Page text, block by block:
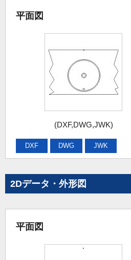
平面図
(DXF,DWG,JWK)
DXF DWG JWK
2Dデータ・外形図
平面図